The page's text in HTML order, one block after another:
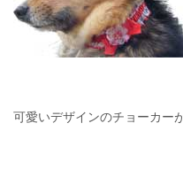
可愛いデザインのチョーカー